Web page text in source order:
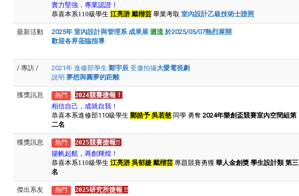
實力堅強 ， 專業認證 ！
恭喜本系110級學生 江亮滸 戴楷芸 畢業考取 室內設計乙級技術士證照
最新活動 2025年 室內設計與管理系 成果展 迴流於2025/05/07熱烈展開
歡迎各界蒞臨指導
/ 專訪 / 2021年 進修部學生 鄭宇辰 受邀拍攝大愛電視劇
說明 夢想與圓夢的距離
獲獎訊息 熱門 2024競賽捷報 ！
相信自己，成就自我！
恭喜本系進修部110級學生 鄭皓予 吳若慈 同學 勇奪 2024年樂創盃競賽室內空間組第
二名
獲獎訊息 熱門
2025競賽捷報!!
揚帆起航 ， 再創輝煌 ！
恭喜本系110級學生 江亮滸 吳郁婕 戴楷芸 專題競賽勇獲 華人金創獎 學生設計類 第三
名
傑出系友 熱門
2025研究所捷報 !!